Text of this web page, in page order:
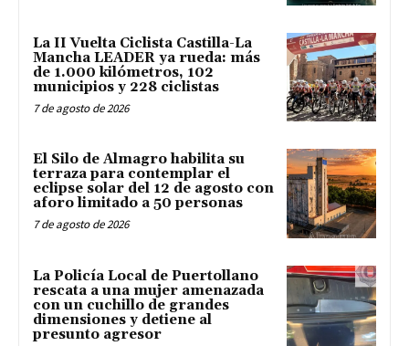
La II Vuelta Ciclista Castilla-La
Mancha LEADER ya rueda: más
de 1.000 kilómetros, 102
municipios y 228 ciclistas
7 de agosto de 2026
El Silo de Almagro habilita su
terraza para contemplar el
eclipse solar del 12 de agosto con
aforo limitado a 50 personas
7 de agosto de 2026
La Policía Local de Puertollano
rescata a una mujer amenazada
con un cuchillo de grandes
dimensiones y detiene al
presunto agresor